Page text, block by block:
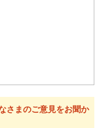
さまのご意見をお聞か